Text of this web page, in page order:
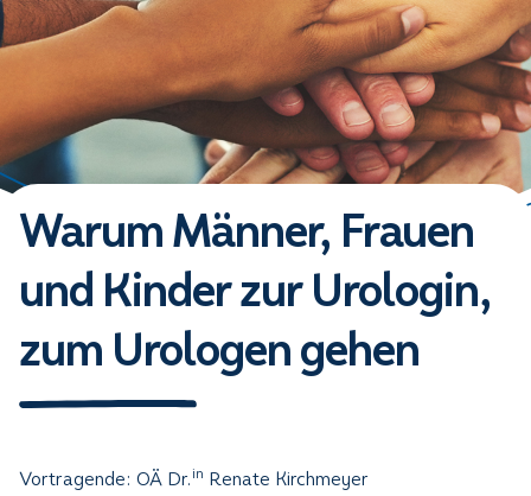
Warum Männer, Frauen
und Kinder zur Urologin,
zum Urologen gehen
Vortragende: OÄ Dr.in Renate Kirchmeyer